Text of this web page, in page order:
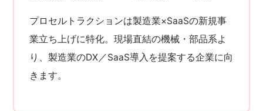
プロセルトラクションは製造業×SaaSの新規事
業立ち上げに特化。現場直結の機械・部品系よ
り、製造業のDX／SaaS導入を提案する企業に向
きます。